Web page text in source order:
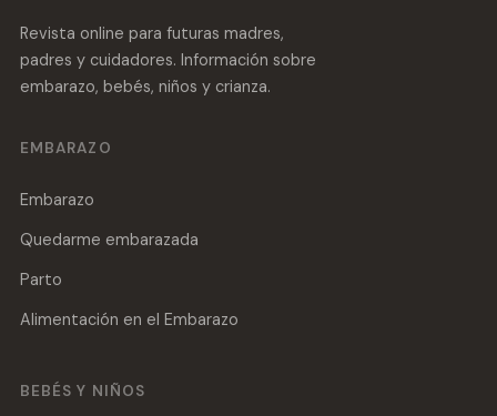
Revista online para futuras madres,
padres y cuidadores. Información sobre
embarazo, bebés, niños y crianza.
EMBARAZO
Embarazo
Quedarme embarazada
Parto
Alimentación en el Embarazo
BEBÉS Y NIÑOS